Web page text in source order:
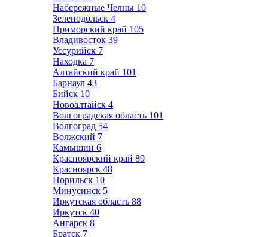
Набережные Челны 10
Зеленодольск 4
Приморский край 105
Владивосток 39
Уссурийск 7
Находка 7
Алтайский край 101
Барнаул 43
Бийск 10
Новоалтайск 4
Волгоградская область 101
Волгоград 54
Волжский 7
Камышин 6
Красноярский край 89
Красноярск 48
Норильск 10
Минусинск 5
Иркутская область 88
Иркутск 40
Ангарск 8
Братск 7